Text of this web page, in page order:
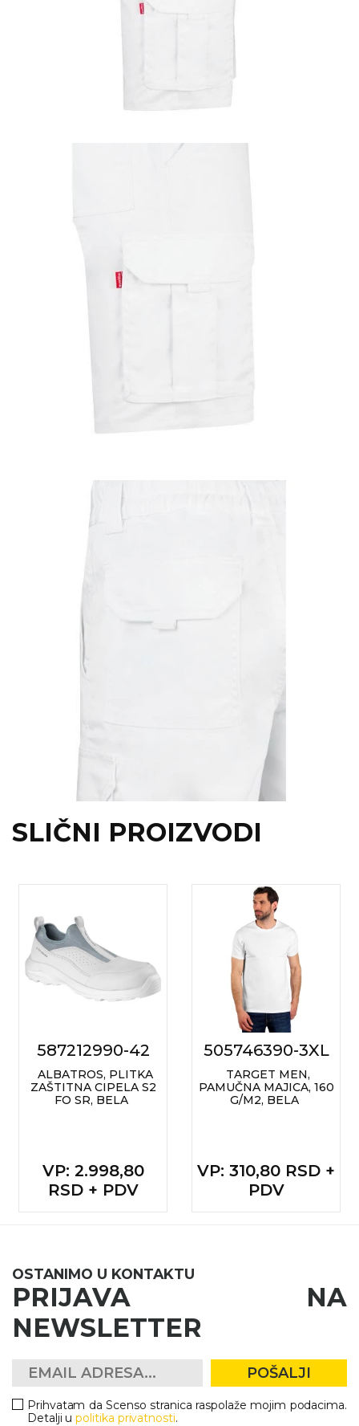
SLIČNI PROIZVODI
587212990-42
ALBATROS, PLITKA
ZAŠTITNA CIPELA S2
FO SR, BELA
VP: 2.998,80
RSD + PDV
505746390-3XL
TARGET MEN,
PAMUČNA MAJICA, 160
G/M2, BELA
VP: 310,80 RSD +
PDV
OSTANIMO U KONTAKTU
PRIJAVA NA
NEWSLETTER
POŠALJI
Prihvatam da Scenso stranica raspolaže mojim podacima.
Detalji upolitika privatnosti.